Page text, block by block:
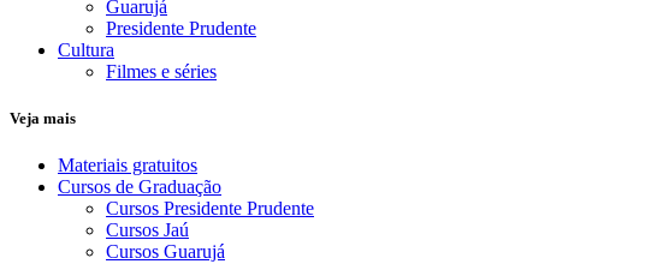
Guarujá
Presidente Prudente
Cultura
Filmes e séries
Veja mais
Materiais gratuitos
Cursos de Graduação
Cursos Presidente Prudente
Cursos Jaú
Cursos Guarujá